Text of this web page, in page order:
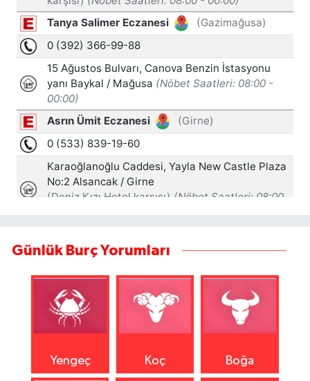
Günlük Burç Yorumları
Yengeç Koç Boğa